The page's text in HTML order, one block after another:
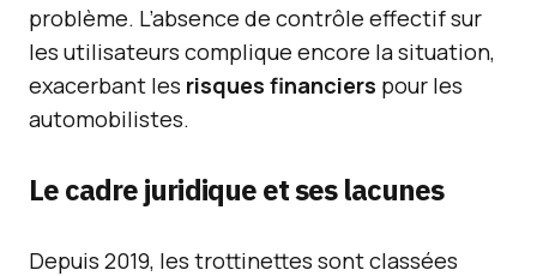
problème. L’absence de contrôle effectif sur
les utilisateurs complique encore la situation,
exacerbant les risques financiers pour les
automobilistes.
Le cadre juridique et ses lacunes
Depuis 2019, les trottinettes sont classées